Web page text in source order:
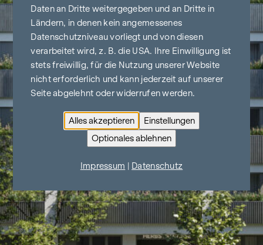
Daten an Dritte weitergegeben und an Dritte in
Ländern, in denen kein angemessenes
Datenschutzniveau vorliegt und von diesen
verarbeitet wird, z. B. die USA. Ihre Einwilligung ist
stets freiwillig, für die Nutzung unserer Website
nicht erforderlich und kann jederzeit auf unserer
Seite abgelehnt oder widerrufen werden.
Alles akzeptieren
Einstellungen
Optionales ablehnen
Impressum Datenschutz